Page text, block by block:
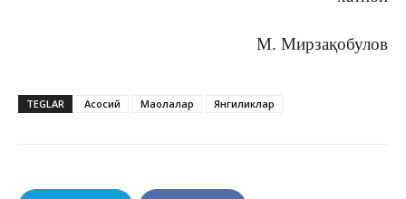
М. Мирзақобулов
TEGLAR Асосий Мақолалар Янгиликлар